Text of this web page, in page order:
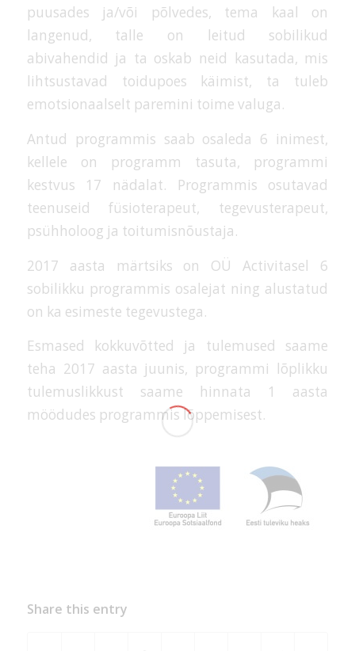
puusades ja/või põlvedes, tema kaal on
langenud, talle on leitud sobilikud
abivahendid ja ta oskab neid kasutada, mis
lihtsustavad toidupoes käimist, ta tuleb
emotsionaalselt paremini toime valuga.
Antud programmis saab osaleda 6 inimest,
kellele on programm tasuta, programmi
kestvus 17 nädalat. Programmis osutavad
teenuseid füsioterapeut, tegevusterapeut,
psühholoog ja toitumisnõustaja.
2017 aasta märtsiks on OÜ Activitasel 6
sobilikku programmis osalejat ning alustatud
on ka esimeste tegevustega.
Esmased kokkuvõtted ja tulemused saame
teha 2017 aasta juunis, programmi lõplikku
tulemuslikkust saame hinnata 1 aasta
möödudes programmis lõppemisest.
Share this entry